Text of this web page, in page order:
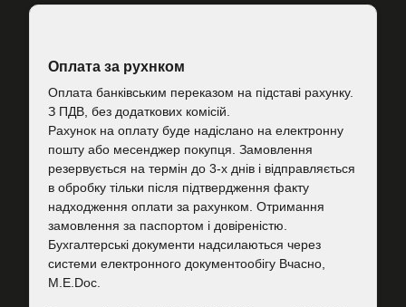
Оплата за рухнком
Оплата банківським переказом на підставі рахунку.
З ПДВ, без додаткових комісій.
Рахунок на оплату буде надіслано на електронну
пошту або месенджер покупця. Замовлення
резервується на термін до 3-х днів і відправляється
в обробку тільки після підтвердження факту
надходження оплати за рахунком. Отримання
замовлення за паспортом і довіреністю.
Бухгалтерські документи надсилаються через
системи електронного документообігу Вчасно,
M.E.Doc.